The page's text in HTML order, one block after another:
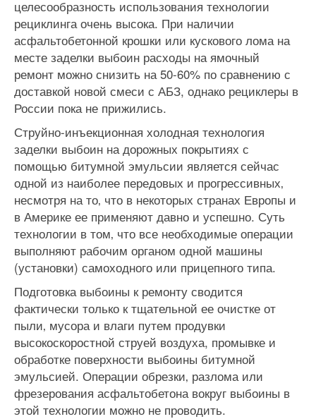
целесообразность использования технологии
рециклинга очень высока. При наличии
асфальтобетонной крошки или кускового лома на
месте заделки выбоин расходы на ямочный
ремонт можно снизить на 50-60% по сравнению с
доставкой новой смеси с АБЗ, однако рециклеры в
России пока не прижились.
Струйно-инъекционная холодная технология
заделки выбоин на дорожных покрытиях с
помощью битумной эмульсии является сейчас
одной из наиболее передовых и прогрессивных‚
несмотря на то‚ что в некоторых странах Европы и
в Америке ее применяют давно и успешно. Суть
технологии в том‚ что все необходимые операции
выполняют рабочим органом одной машины
(установки) самоходного или прицепного типа.
Подготовка выбоины к ремонту сводится
фактически только к тщательной ее очистке от
пыли‚ мусора и влаги путем продувки
высокоскоростной струей воздуха, промывке и
обработке поверхности выбоины битумной
эмульсией. Операции обрезки‚ разлома или
фрезерования асфальтобетона вокруг выбоины в
этой технологии можно не проводить.